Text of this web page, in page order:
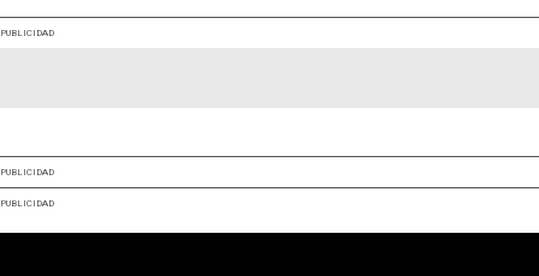
PUBLICIDAD
PUBLICIDAD
PUBLICIDAD